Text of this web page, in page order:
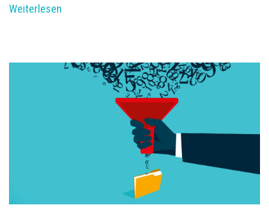
Weiterlesen